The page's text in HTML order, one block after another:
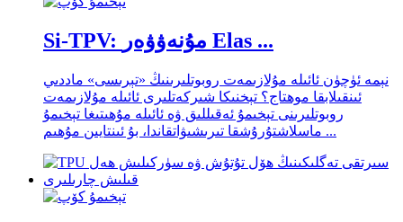
Si-TPV: مۇنەۋۋەر Elas ...
نېمە ئۈچۈن ئائىلە مۇلازىمەت روبوتلىرىنىڭ «تېرىسى» ماددىي
ئىنقىلابقا موھتاج؟ تېخنىكا شىركەتلىرى ئائىلە مۇلازىمەت
روبوتلىرىنى تېخىمۇ ئەقىللىق ۋە ئائىلە مۇھىتىغا تېخىمۇ
ماسلاشتۇرۇشقا تىرىشىۋاتقاندا، بۇ ئىنتايىن مۇھىم ...